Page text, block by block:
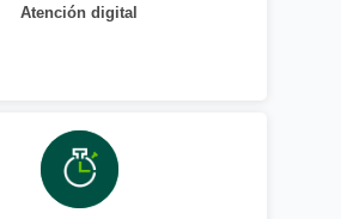
Atención digital